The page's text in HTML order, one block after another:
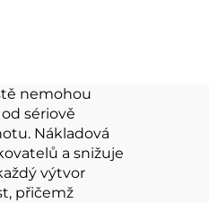
nemohou
sériově
Nákladová
a snižuje
výtvor
přičemž